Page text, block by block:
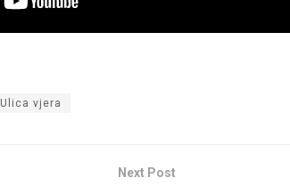
Ulica vjera
Next Post